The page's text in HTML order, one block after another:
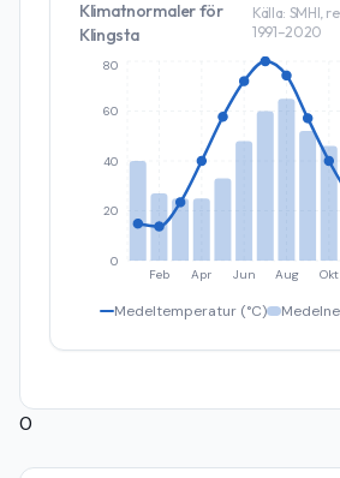
Klimatnormaler för
Klingsta
Källa: SMHI,
1991–2020
Feb Apr Jun Aug Okt
0
20
40
60
80
Medeltemperatur (°C)
0